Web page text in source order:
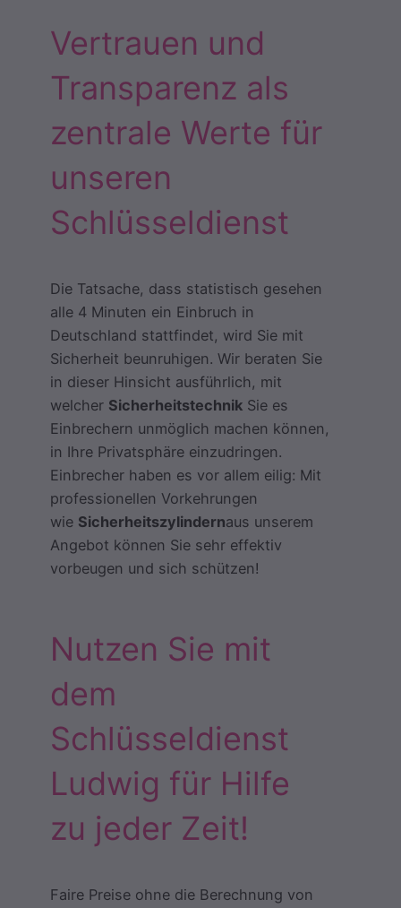
Vertrauen und
Transparenz als
zentrale Werte für
unseren
Schlüsseldienst
Die Tatsache, dass statistisch gesehen
alle 4 Minuten ein Einbruch in
Deutschland stattfindet, wird Sie mit
Sicherheit beunruhigen. Wir beraten Sie
in dieser Hinsicht ausführlich, mit
welcher Sicherheitstechnik Sie es
Einbrechern unmöglich machen können,
in Ihre Privatsphäre einzudringen.
Einbrecher haben es vor allem eilig: Mit
professionellen Vorkehrungen
wie Sicherheitszylindernaus unserem
Angebot können Sie sehr effektiv
vorbeugen und sich schützen!
Nutzen Sie mit
dem
Schlüsseldienst
Ludwig für Hilfe
zu jeder Zeit!
Faire Preise ohne die Berechnung von